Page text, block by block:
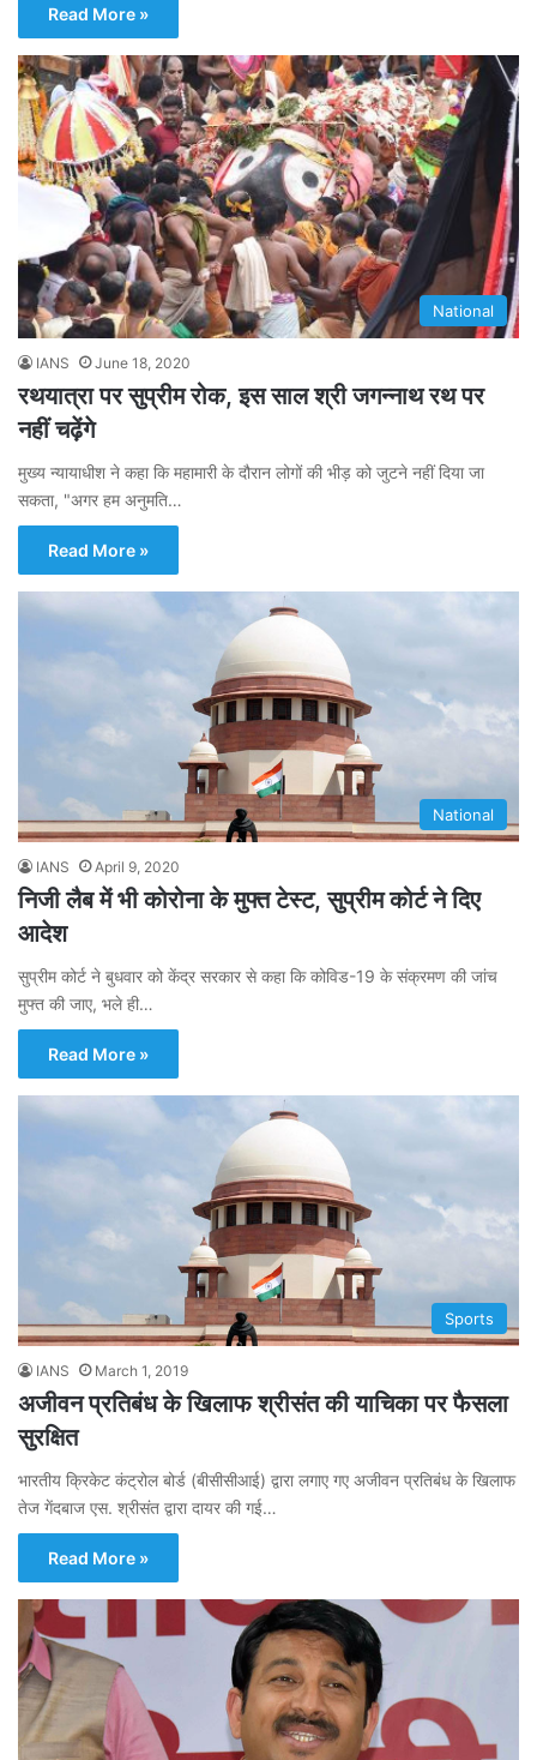
Read More »
National
IANS June 18, 2020
रथयात्रा पर सुप्रीम रोक, इस साल श्री जगन्नाथ रथ पर
नहीं चढ़ेंगे
मुख्य न्यायाधीश ने कहा कि महामारी के दौरान लोगों की भीड़ को जुटने नहीं दिया जा
सकता, "अगर हम अनुमति…
Read More »
National
IANS April 9, 2020
निजी लैब में भी कोरोना के मुफ्त टेस्ट, सुप्रीम कोर्ट ने दिए
आदेश
सुप्रीम कोर्ट ने बुधवार को केंद्र सरकार से कहा कि कोविड-19 के संक्रमण की जांच
मुफ्त की जाए, भले ही…
Read More »
Sports
IANS March 1, 2019
अजीवन प्रतिबंध के खिलाफ श्रीसंत की याचिका पर फैसला
सुरक्षित
भारतीय क्रिकेट कंट्रोल बोर्ड (बीसीसीआई) द्वारा लगाए गए अजीवन प्रतिबंध के खिलाफ
तेज गेंदबाज एस. श्रीसंत द्वारा दायर की गई…
Read More »